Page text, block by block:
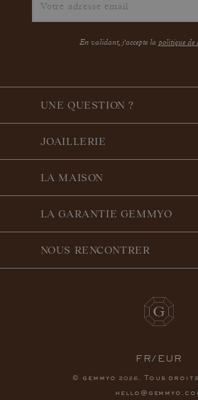
En validant, j'accepte la politique de
UNE QUESTION ?
JOAILLERIE
LA MAISON
LA GARANTIE GEMMYO
NOUS RENCONTRER
FR/EUR
© gemmyo 2026 . Tous